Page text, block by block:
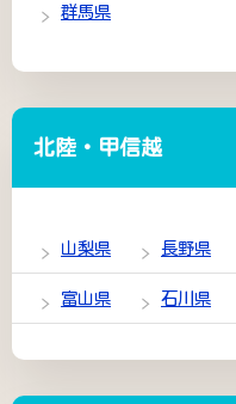
群馬県
北陸・甲信越
山梨県 長野県
富山県 石川県